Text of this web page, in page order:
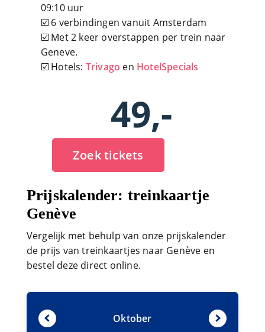
09:10 uur
☑️ 6 verbindingen vanuit Amsterdam
☑️ Met 2 keer overstappen per trein naar
Geneve.
☑️ Hotels: Trivago en HotelSpecials
49,-
Zoek tickets
Prijskalender: treinkaartje
Genève
Vergelijk met behulp van onze prijskalender
de prijs van treinkaartjes naar Genève en
bestel deze direct online.
Oktober